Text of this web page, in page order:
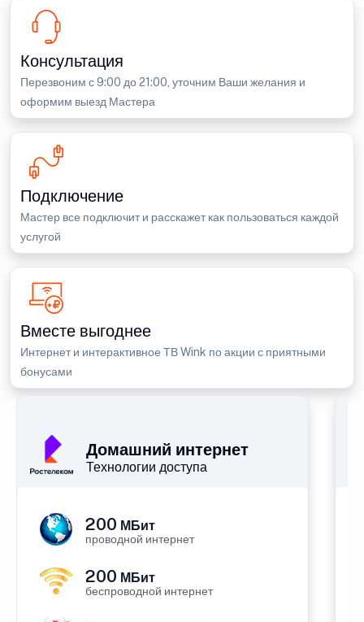
Консультация
Перезвоним с 9:00 до 21:00, уточним Ваши желания и
оформим выезд Мастера
Подключение
Мастер все подключит и расскажет как пользоваться каждой
услугой
Вместе выгоднее
Интернет и интерактивное ТВ Wink по акции с приятными
бонусами
Домашний интернет
Технологии доступа
200 МБит
проводной интернет
200 МБит
беспроводной интернет